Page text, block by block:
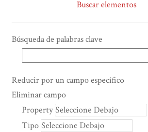
Buscar elementos
Búsqueda de palabras clave
Number
rows
Reducir por un campo específico
Search Property
Tipo de búsqueda
Términos de búsqueda
Ensamblador de Búsqueda
Eliminar campo
Property
Tipo